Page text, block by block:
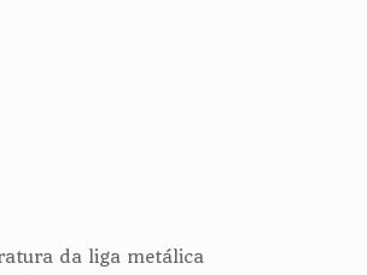
da liga metálica